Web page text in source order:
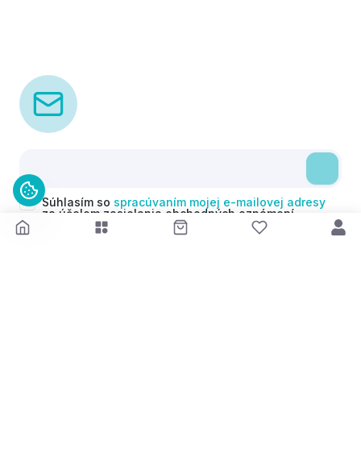
Súhlasím so spracúvaním mojej e-mailovej adresy
za účelom zasielania obchodných oznámení
(newsletterov) v súlade s čl. 6 ods. 1 písm. a)
Nariadenia GDPR. Svoj súhlas môžem kedykoľvek